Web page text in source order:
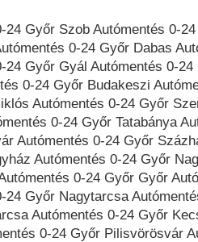
24 Győr Szob Autómentés 0-
0-24 Győr Dabas
24 Győr Gyál Autómentés 0-
0-24 Győr Budakeszi
Autómentés 0-24 Győr
0-24 Győr Tatabánya
Autómentés 0-24 Győr
Autómentés 0-24 Győr
0-24 Győr Győr
24 Győr Nagytarcsa
Autómentés 0-24 Győr
0-24 Győr Pilisvörösvár